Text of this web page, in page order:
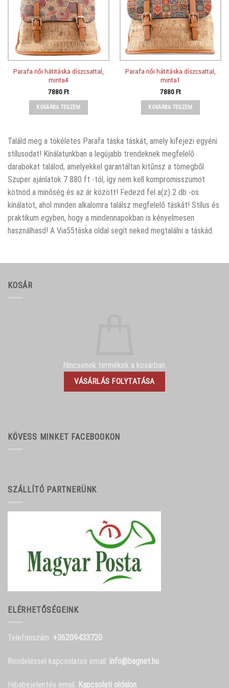
Parafa női hátitáska díszcsattal,
minta4
7880Ft
KOSÁRBA TESZEM
Parafa női hátitáska díszcsattal,
minta1
7880Ft
KOSÁRBA TESZEM
Találd meg a tökéletes Parafa táska táskát, amely kifejezi egyéni
stílusodat! Kínálatunkban a legújabb trendeknek megfelelő
darabokat találod, amelyekkel garantáltan kitűnsz a tömegből.
Szuper ajánlatok 7 880 ft -tól, így nem kell kompromisszumot
kötnöd a minőség és az ár között! Fedezd fel a(z) 2 db -os
kínálatot, ahol minden alkalomra találsz megfelelő táskát! Stílus és
praktikum egyben, hogy a mindennapokban is kényelmesen
használhasd! A Via55táska oldal segít neked megtalálni a táskád.
KOSÁR
Nincsenek termékek a kosárban.
VÁSÁRLÁS FOLYTATÁSA
KÖVESS MINKET FACEBOOKON
SZÁLLÍTÓ PARTNERÜNK
ELÉRHETŐSÉGEINK
Telefonszám: +36209433720
Rendeléssel kapcsolatos email: info@bagnet.hu
Hibabejelentés email: Kapcsolati oldalon